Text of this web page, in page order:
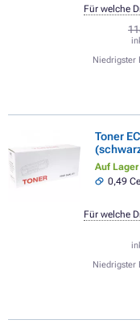
Niedrigster
Für welche
Toner
Auf
0,49
Niedrigster
Für welche